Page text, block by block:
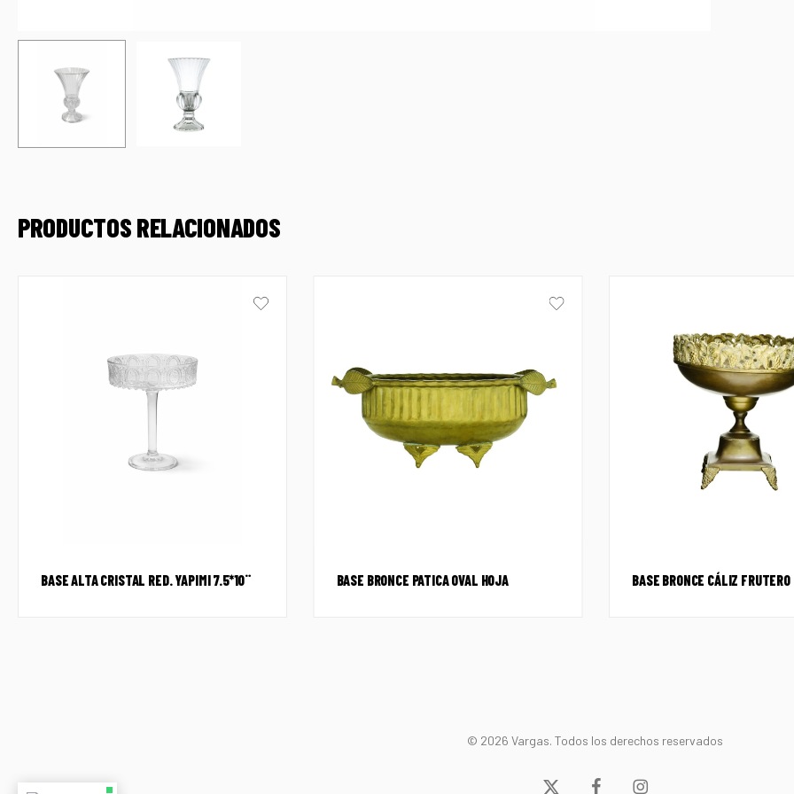
PRODUCTOS RELACIONADOS
BASE ALTA CRISTAL RED. YAPIMI 7.5*10¨ BASE BRONCE PATICA OVAL HOJA BASE BRONCE CÁLIZ
© 2026 Vargas. Todos los derechos reservados
x- facebookinstagram